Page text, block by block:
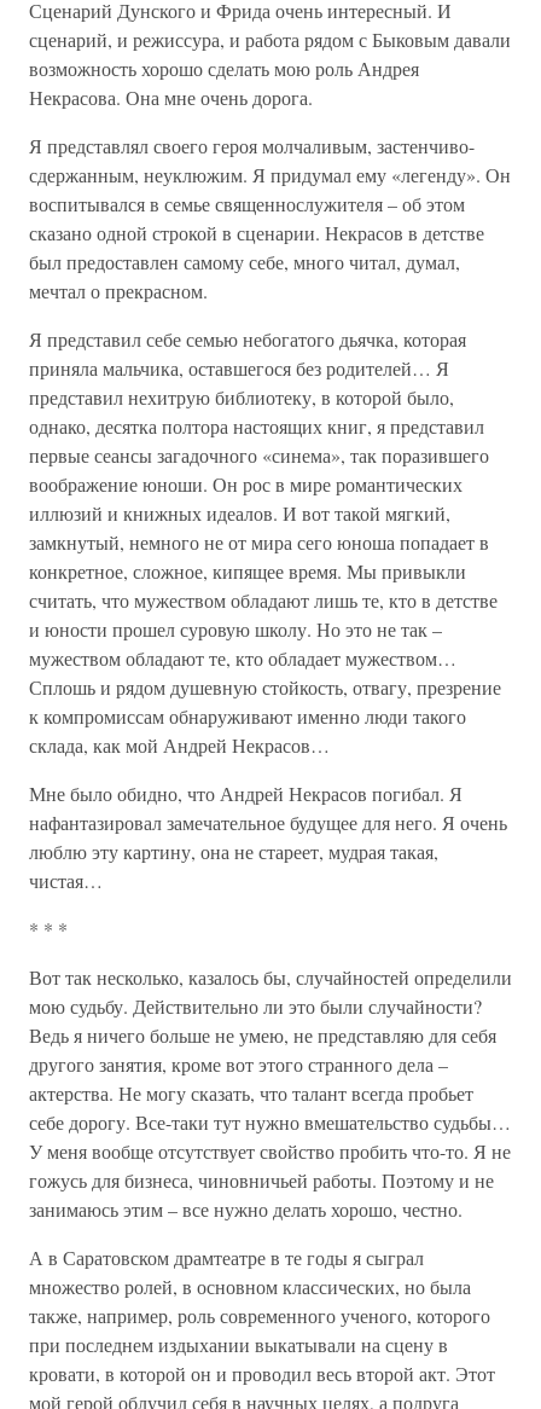
Сценарий Дунского и Фрида очень интересный. И
сценарий, и режиссура, и работа рядом с Быковым давали
возможность хорошо сделать мою роль Андрея
Некрасова. Она мне очень дорога.
Я представлял своего героя молчаливым, застенчиво-
сдержанным, неуклюжим. Я придумал ему «легенду». Он
воспитывался в семье священнослужителя – об этом
сказано одной строкой в сценарии. Некрасов в детстве
был предоставлен самому себе, много читал, думал,
мечтал о прекрасном.
Я представил себе семью небогатого дьячка, которая
приняла мальчика, оставшегося без родителей… Я
представил нехитрую библиотеку, в которой было,
однако, десятка полтора настоящих книг, я представил
первые сеансы загадочного «синема», так поразившего
воображение юноши. Он рос в мире романтических
иллюзий и книжных идеалов. И вот такой мягкий,
замкнутый, немного не от мира сего юноша попадает в
конкретное, сложное, кипящее время. Мы привыкли
считать, что мужеством обладают лишь те, кто в детстве
и юности прошел суровую школу. Но это не так –
мужеством обладают те, кто обладает мужеством…
Сплошь и рядом душевную стойкость, отвагу, презрение
к компромиссам обнаруживают именно люди такого
склада, как мой Андрей Некрасов…
Мне было обидно, что Андрей Некрасов погибал. Я
нафантазировал замечательное будущее для него. Я очень
люблю эту картину, она не стареет, мудрая такая,
чистая…
* * *
Вот так несколько, казалось бы, случайностей определили
мою судьбу. Действительно ли это были случайности?
Ведь я ничего больше не умею, не представляю для себя
другого занятия, кроме вот этого странного дела –
актерства. Не могу сказать, что талант всегда пробьет
себе дорогу. Все-таки тут нужно вмешательство судьбы…
У меня вообще отсутствует свойство пробить что-то. Я не
гожусь для бизнеса, чиновничьей работы. Поэтому и не
занимаюсь этим – все нужно делать хорошо, честно.
А в Саратовском драмтеатре в те годы я сыграл
множество ролей, в основном классических, но была
также, например, роль современного ученого, которого
при последнем издыхании выкатывали на сцену в
кровати, в которой он и проводил весь второй акт. Этот
мой герой облучил себя в научных целях, а подруга